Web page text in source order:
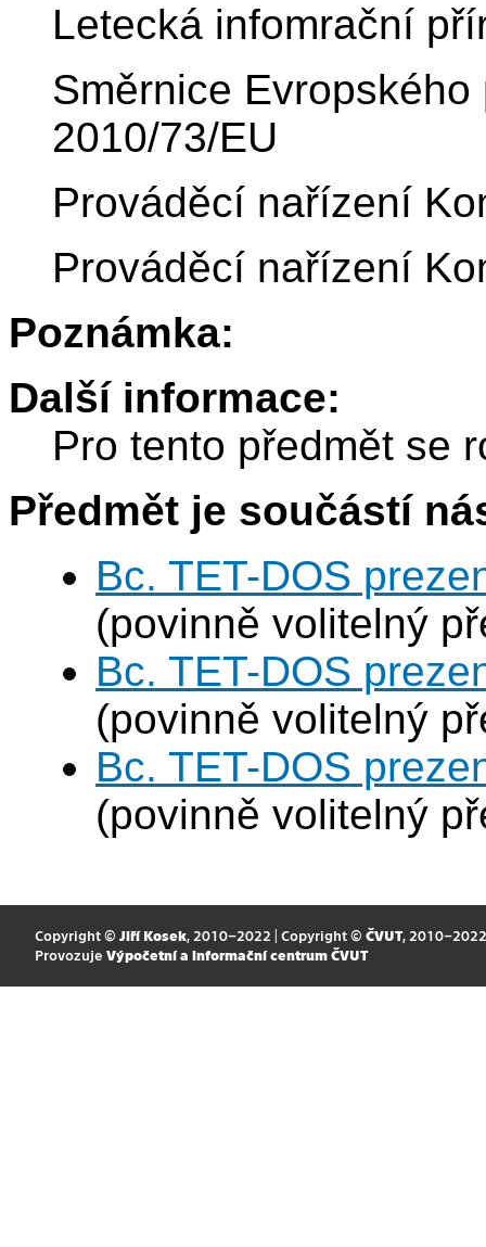
Letecká infomrační
Směrnice
2010/73/EU
Prováděcí nařízení
Prováděcí nařízení
Poznámka:
Další informace:
Pro tento předmět se
Předmět je součástí
Bc. TET-DOS
(povinně volitelný
Bc. TET-DOS
(povinně volitelný
Bc. TET-DOS
(povinně volitelný
Copyright © Jiří Kosek, 2010–2022 | Copyright © ČVUT, 2010–2022
Provozuje Výpočetní a informační centrum ČVUT